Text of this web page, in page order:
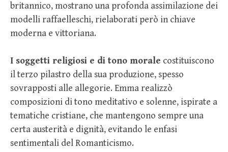
britannico, mostrano una profonda assimilazione dei
modelli raffaelleschi, rielaborati però in chiave
moderna e vittoriana.
I soggetti religiosi e di tono morale costituiscono
il terzo pilastro della sua produzione, spesso
sovrapposti alle allegorie. Emma realizzò
composizioni di tono meditativo e solenne, ispirate a
tematiche cristiane, che mantengono sempre una
certa austerità e dignità, evitando le enfasi
sentimentali del Romanticismo.